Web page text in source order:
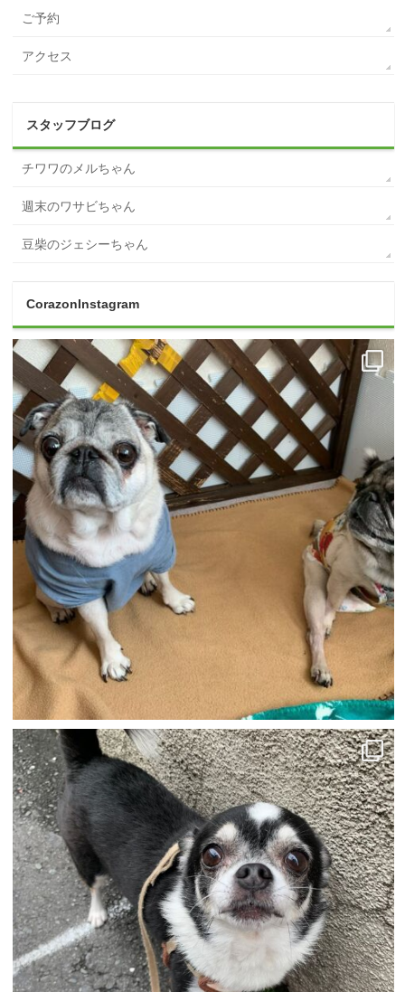
ご予約
アクセス
スタッフブログ
チワワのメルちゃん
週末のワサビちゃん
豆柴のジェシーちゃん
CorazonInstagram